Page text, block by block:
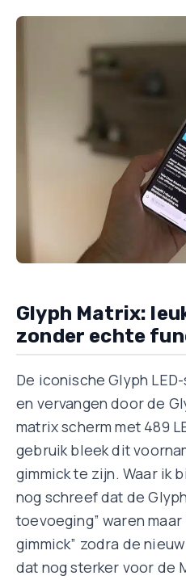
Glyph Matrix:
zonder echte
De iconische Glyph
en vervangen door de
matrix scherm met 489
gebruik bleek dit
gimmick te zijn. Waar ik
nog schreef dat de
toevoeging” waren
gimmick” zodra de
dat nog sterker voor de